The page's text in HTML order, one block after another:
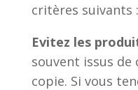
critères suivants :
Evitez les
souvent issus
copie. Si vous